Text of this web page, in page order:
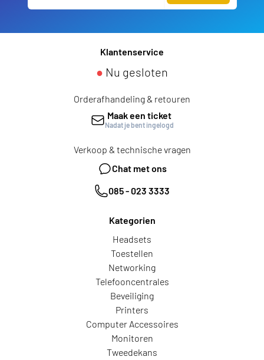
Klantenservice
● Nu gesloten
Orderafhandeling & retouren
Maak een ticket
Nadat je bent ingelogd
Verkoop & technische vragen
Chat met ons
085 - 023 3333
Kategorien
Headsets
Toestellen
Networking
Telefooncentrales
Beveiliging
Printers
Computer Accessoires
Monitoren
Tweedekans